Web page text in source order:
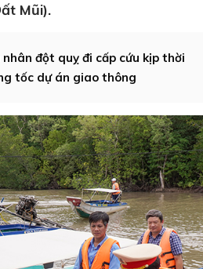
Mũi).
đột quỵ đi cấp cứu kịp thời
tốc dự án giao thông